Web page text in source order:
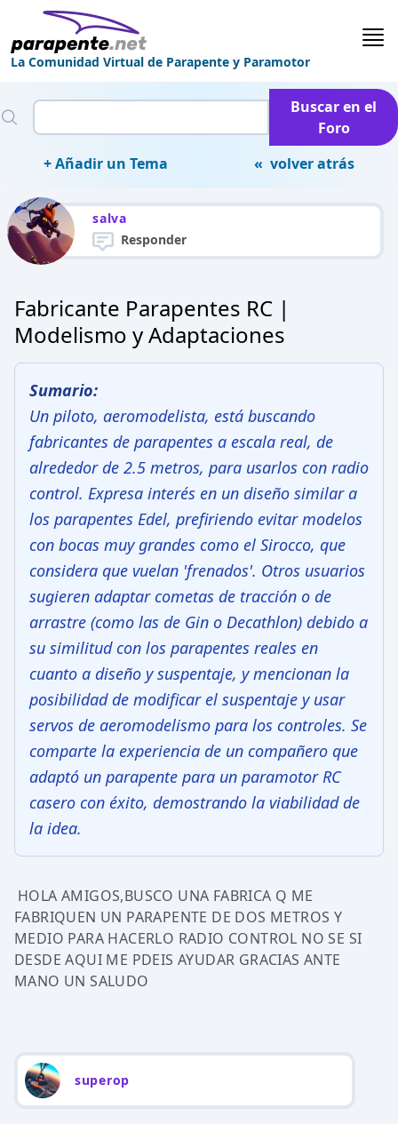
La Comunidad Virtual de Parapente y Paramotor
Buscar en el
Foro
+ Añadir un Tema
« volver atrás
salva
Responder
Fabricante Parapentes RC |
Modelismo y Adaptaciones
Sumario:
Un piloto, aeromodelista, está buscando
fabricantes de parapentes a escala real, de
alrededor de 2.5 metros, para usarlos con radio
control. Expresa interés en un diseño similar a
los parapentes Edel, prefiriendo evitar modelos
con bocas muy grandes como el Sirocco, que
considera que vuelan 'frenados'. Otros usuarios
sugieren adaptar cometas de tracción o de
arrastre (como las de Gin o Decathlon) debido a
su similitud con los parapentes reales en
cuanto a diseño y suspentaje, y mencionan la
posibilidad de modificar el suspentaje y usar
servos de aeromodelismo para los controles. Se
comparte la experiencia de un compañero que
adaptó un parapente para un paramotor RC
casero con éxito, demostrando la viabilidad de
la idea.
HOLA AMIGOS,BUSCO UNA FABRICA Q ME
FABRIQUEN UN PARAPENTE DE DOS METROS Y
MEDIO PARA HACERLO RADIO CONTROL NO SE SI
DESDE AQUI ME PDEIS AYUDAR GRACIAS ANTE
MANO UN SALUDO
superop